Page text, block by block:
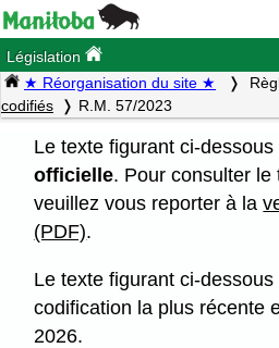
Législation
★ Réorganisation du site ★
codifiés
R.M. 57/2023
Le texte figurant ci-dessous
officielle. Pour consulter le
veuillez vous reporter à la
(PDF).
Le texte figurant ci-
codification la plus récente
2026.